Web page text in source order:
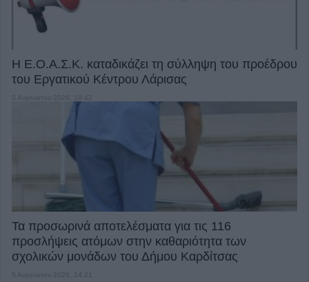
Η Ε.Ο.Α.Σ.Κ. καταδικάζει τη σύλληψη του προέδρου
του Εργατικού Κέντρου Λάρισας
5 Αυγούστου 2026, 19:42
Τα προσωρινά αποτελέσματα για τις 116
προσλήψεις ατόμων στην καθαριότητα των
σχολικών μονάδων του Δήμου Καρδίτσας
5 Αυγούστου 2026, 14:21